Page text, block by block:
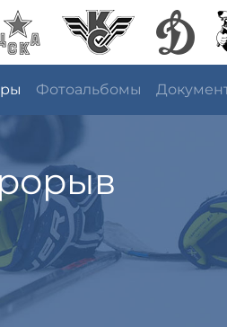
Фотоальбомы